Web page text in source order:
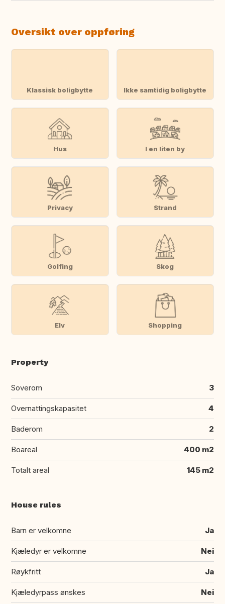
Oversikt over oppføring
Klassisk boligbytte Ikke samtidig boligbytte
Hus I en liten by
Privacy Strand
Golfing Skog
Elv Shopping
Property
Soverom 3
Overnattingskapasitet 4
Baderom 2
Boareal 400 m2
Totalt areal 145 m2
House rules
Barn er velkomne Ja
Kjæledyr er velkomne Nei
Røykfritt Ja
Kjæledyrpass ønskes Nei